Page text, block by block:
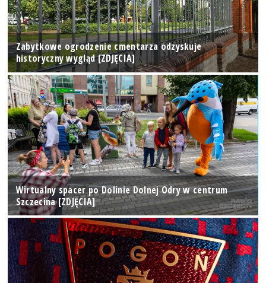
Zabytkowe ogrodzenie cmentarza odzyskuje
historyczny wygląd [ZDJĘCIA]
Wirtualny spacer po Dolinie Dolnej Odry w centrum
Szczecina [ZDJĘCIA]